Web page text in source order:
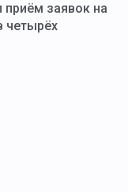
приём заявок на
четырёх